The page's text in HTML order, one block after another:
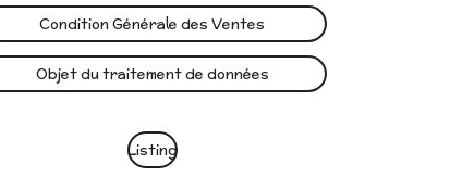
Condition Générale des Ventes
Objet du traitement de données
Listing